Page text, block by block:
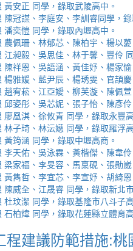
安正 同學，錄取武陵高中。
冠謀、李庭安、李訓睿同學，
奕愷 同學，錄取內壢高中。
佩珊、林郁芯、陳柏宇、楊以
昶毅、吳思佳、林于馨、豐伶
祥恩、吳語涵、黃佳妤、楊家
雅媛、藍尹辰、楊琇雯、官頡
宥菘、江亞嬡、柳芙漩、陳佩
姿彤、吳芯妮、張子怡、陳彥
凰淇、徐攸青 同學，錄取永豐
子琦、林沄嬨 同學，錄取羅浮
筠涵 同學，錄取中壢高商。
天佑、吳泳霖、黃楷傑、陳韋
家福、李旻容、馬稟硯、張勛
雋哲、李宜芯、李宣妤、胡綺
威全、江晟睿 同學，錄取新北
玟潔 同學，錄取基隆市八斗子
柏煒 同學，錄取花蓮縣立體育
程建議防範措施: